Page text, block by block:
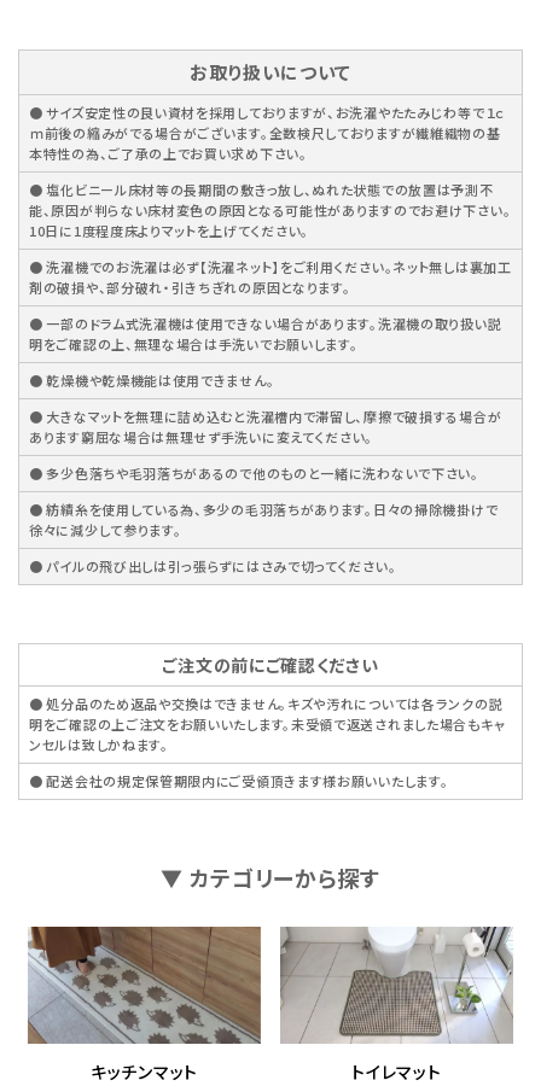
お取り扱いについて
● サイズ安定性の良い資材を採用しておりますが、お洗濯やたたみじわ等で１ｃ
ｍ前後の縮みがでる場合がございます。全数検尺しておりますが繊維織物の基
本特性の為、ご了承の上でお買い求め下さい。
● 塩化ビニール床材等の長期間の敷きっ放し、ぬれた状態での放置は予測不
能、原因が判らない床材変色の原因となる可能性がありますのでお避け下さい。
10日に1度程度床よりマットを上げてください。
● 洗濯機でのお洗濯は必ず【洗濯ネット】をご利用ください。ネット無しは裏加工
剤の破損や、部分破れ・引きちぎれの原因となります。
● 一部のドラム式洗濯機は使用できない場合があります。洗濯機の取り扱い説
明をご確認の上、無理な場合は手洗いでお願いします。
● 乾燥機や乾燥機能は使用できません。
● 大きなマットを無理に詰め込むと洗濯槽内で滞留し、摩擦で破損する場合が
あります窮屈な場合は無理せず手洗いに変えてください。
● 多少色落ちや毛羽落ちがあるので他のものと一緒に洗わないで下さい。
● 紡績糸を使用している為、多少の毛羽落ちがあります。日々の掃除機掛けで
徐々に減少して参ります。
● パイルの飛び出しは引っ張らずにはさみで切ってください。
ご注文の前にご確認ください
● 処分品のため返品や交換はできません。キズや汚れについては各ランクの説
明をご確認の上ご注文をお願いいたします。未受領で返送されました場合もキャ
ンセルは致しかねます。
● 配送会社の規定保管期限内にご受領頂きます様お願いいたします。
▼ カテゴリーから探す
キッチンマット トイレマット